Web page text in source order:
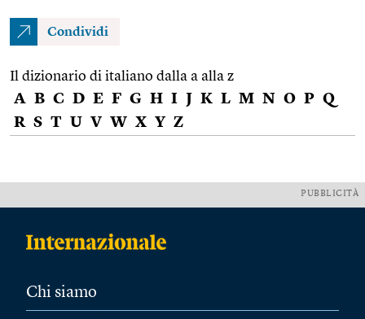
Condividi
Il dizionario di italiano dalla a alla z
A B C D E F G H I J K L M N O P Q
R S T U V W X Y Z
PUBBLICITÀ
Chi siamo